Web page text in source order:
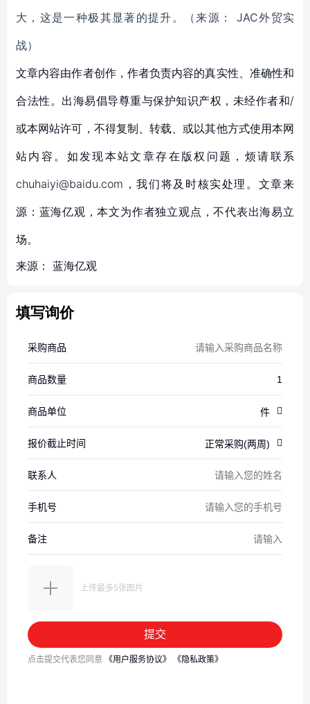
大，这是一种极其显著的提升。（来源： JAC外贸实
战）
文章内容由作者创作，作者负责内容的真实性、准确性和
合法性。出海易倡导尊重与保护知识产权，未经作者和/
或本网站许可，不得复制、转载、或以其他方式使用本网
站内容。如发现本站文章存在版权问题，烦请联系
chuhaiyi@baidu.com，我们将及时核实处理。文章来
源：蓝海亿观，本文为作者独立观点，不代表出海易立
场。
来源： 蓝海亿观
填写询价